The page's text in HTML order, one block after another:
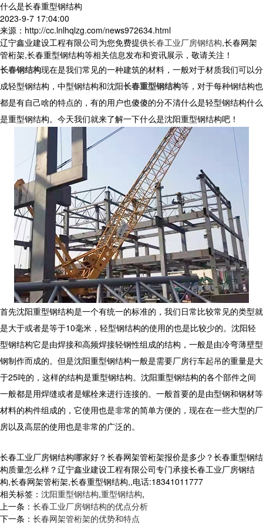
什么是长春重型钢结构
2023-9-7 17:04:00
来源：http://cc.lnlhqlzg.com/news972634.html
辽宁鑫业建设工程有限公司为您免费提供长春工业厂房钢结构,长春网架
管桁架,长春重型钢结构等相关信息发布和资讯展示，敬请关注！
长春钢结构现在是我们常见的一种建筑的材料，一般对于材质我们可以分
成轻型钢结构，中型钢结构和沈阳长春重型钢结构等，对于每种钢结构也
都是有自己啥的特点的，有的用户也傻傻的分不清什么是轻型钢结构什么
是重型钢结构。今天我们就来了解一下什么是沈阳重型钢结构吧！
首先沈阳重型钢结构是一个有统一的标准的，我们日常比较常见的类型就
是大于或者是等于10毫米，轻型钢结构的使用的也是比较少的。沈阳轻
型钢结构它是由焊接和高频焊接轻钢性组成的结构，一般是由冷弯薄壁型
钢制作而成的。但是沈阳重型钢结构一般是需要厂房行车起吊的重量是大
于25吨的，这样的结构是重型钢结构。沈阳重型钢结构的各个部件之间
一般都是用焊缝或者是螺栓来进行连接的。一般首要的是由型钢和钢材等
材料的构件组成的，它使用也是非常的简单方便的，现在在一些大型的厂
房以及高层的使用也是非常的广泛的。
长春工业厂房钢结构哪家好？长春网架管桁架报价是多少？长春重型钢结
构质量怎么样？辽宁鑫业建设工程有限公司专门承接长春工业厂房钢结
构,长春网架管桁架,长春重型钢结构,,电话:18341011777
相关标签： 沈阳重型钢结构,重型钢结构,
上一条： 长春工业厂房钢结构的优点分析
下一条： 长春网架管桁架的优势和特点